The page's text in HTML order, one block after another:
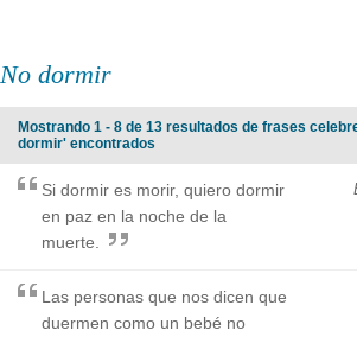
No dormir
Mostrando 1 - 8 de 13 resultados de frases
dormir' encontrados
Si dormir es morir, quiero dormir
en paz en la noche de la
muerte.
Las personas que nos dicen que
duermen como un bebé no